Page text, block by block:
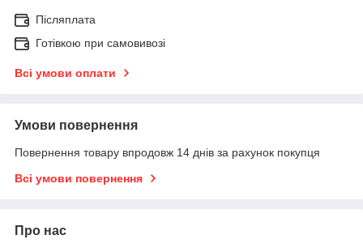
Післяплата
Готівкою при самовивозі
Всі умови оплати
Умови повернення
Повернення товару впродовж 14 днів за рахунок покупця
Всі умови повернення
Про нас